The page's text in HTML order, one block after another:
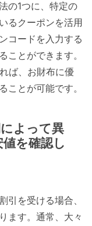
の1つに、特定の
るクーポンを活用
コードを入力する
ことができます。
ば、お財布に優
ことが可能です。
よって異
を確認し
引を受ける場合、
ます。通常、大々